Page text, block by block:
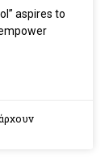
aspires to